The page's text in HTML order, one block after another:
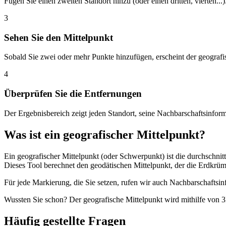
3
Sehen Sie den Mittelpunkt
Sobald Sie zwei oder mehr Punkte hinzufügen, erscheint der
4
Überprüfen Sie die Entfernungen
Der Ergebnisbereich zeigt jeden Standort, seine
Was ist ein geografischer Mittelpunkt?
Ein geografischer Mittelpunkt (oder Schwerpunkt) ist die
Dieses Tool berechnet den geodätischen Mittelpunkt, der die
Für jede Markierung, die Sie setzen, rufen wir auch
Wussten Sie schon? Der geografische Mittelpunkt wird mithilfe von
Häufig gestellte Fragen